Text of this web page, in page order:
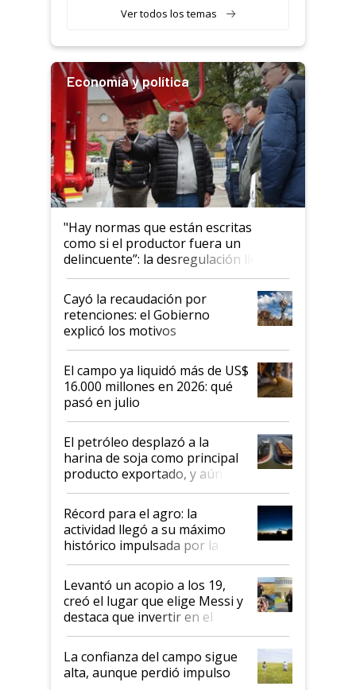
Ver todos los temas
Economía y política
"Hay normas que están escritas
como si el productor fuera un
delincuente”: la desregulación llegó
al Congreso Aapresid y hasta se
habló del financiamiento al IPCVA
Cayó la recaudación por
retenciones: el Gobierno
explicó los motivos
El campo ya liquidó más de US$
16.000 millones en 2026: qué
pasó en julio
El petróleo desplazó a la
harina de soja como principal
producto exportado, y aún así
el agro aportó casi seis de cada
diez dólares y sostuvo el
liderazgo en un semestre
récord
Récord para el agro: la
actividad llegó a su máximo
histórico impulsada por la
cosecha y las exportaciones
Levantó un acopio a los 19,
creó el lugar que elige Messi y
destaca que invertir en el
kirchnerismo era como "darle
plata a un hijo para droga":
Juan Félix Rossetti, el libertario
que de una dura crisis salió
La confianza del campo sigue
alta, aunque perdió impulso